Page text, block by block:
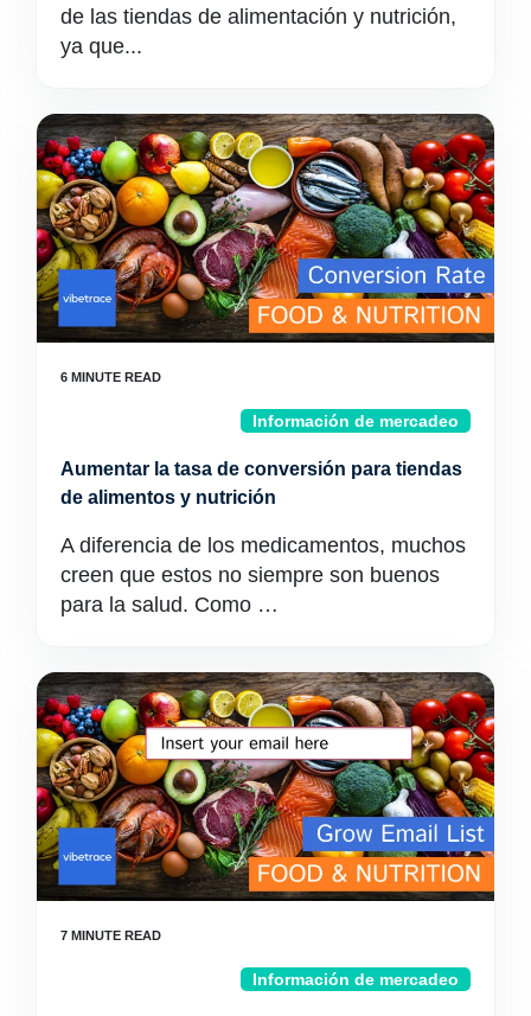
de las tiendas de alimentación y nutrición,
ya que...
Información de mercadeo
Aumentar la tasa de conversión para tiendas
de alimentos y nutrición
A diferencia de los medicamentos, muchos
creen que estos no siempre son buenos
para la salud. Como …
Información de mercadeo